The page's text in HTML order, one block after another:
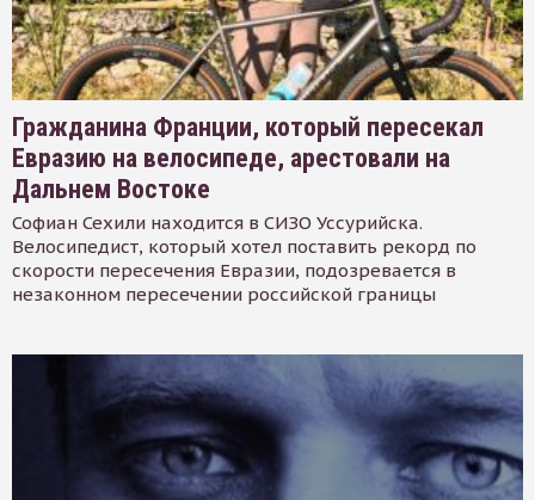
Гражданина Франции, который пересекал
Евразию на велосипеде, арестовали на
Дальнем Востоке
Софиан Сехили находится в СИЗО Уссурийска.
Велосипедист, который хотел поставить рекорд по
скорости пересечения Евразии, подозревается в
незаконном пересечении российской границы